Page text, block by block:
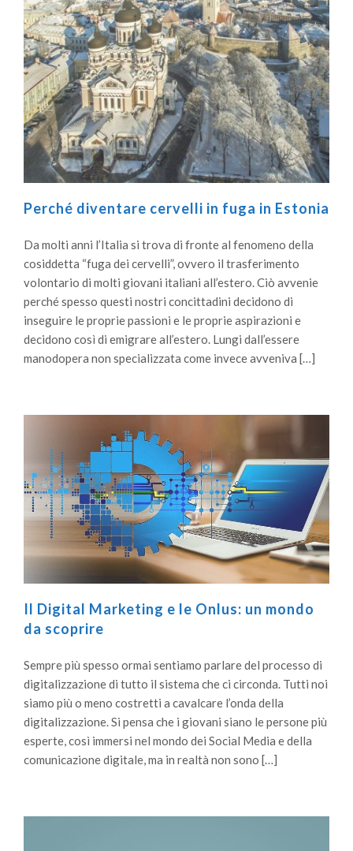
Perché diventare cervelli in fuga in Estonia
Da molti anni l’Italia si trova di fronte al fenomeno della
cosiddetta “fuga dei cervelli”, ovvero il trasferimento
volontario di molti giovani italiani all’estero. Ciò avvenie
perché spesso questi nostri concittadini decidono di
inseguire le proprie passioni e le proprie aspirazioni e
decidono così di emigrare all’estero. Lungi dall’essere
manodopera non specializzata come invece avveniva […]
Il Digital Marketing e le Onlus: un mondo
da scoprire
Sempre più spesso ormai sentiamo parlare del processo di
digitalizzazione di tutto il sistema che ci circonda. Tutti noi
siamo più o meno costretti a cavalcare l’onda della
digitalizzazione. Si pensa che i giovani siano le persone più
esperte, così immersi nel mondo dei Social Media e della
comunicazione digitale, ma in realtà non sono […]